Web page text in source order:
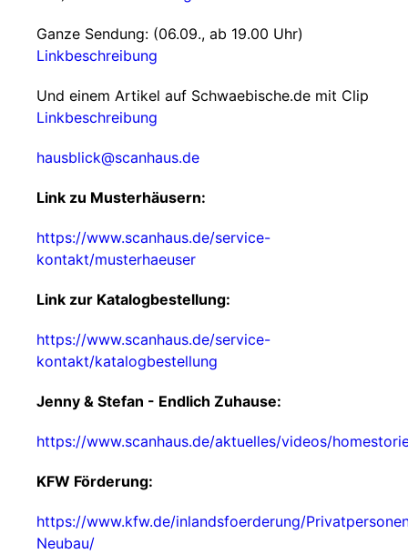
Ganze Sendung: (06.09., ab 19.00 Uhr)
Linkbeschreibung
Und einem Artikel auf Schwaebische.de mit Clip
Linkbeschreibung
hausblick@scanhaus.de
Link zu Musterhäusern:
https://www.scanhaus.de/service-
kontakt/musterhaeuser
Link zur Katalogbestellung:
https://www.scanhaus.de/service-
kontakt/katalogbestellung
Jenny & Stefan - Endlich Zuhause:
https://www.scanhaus.de/aktuelles/videos/
KFW Förderung:
https://www.kfw.de/inlandsfoerderung/
Neubau/